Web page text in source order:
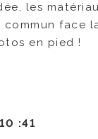
les
face
en pied !
10 :41